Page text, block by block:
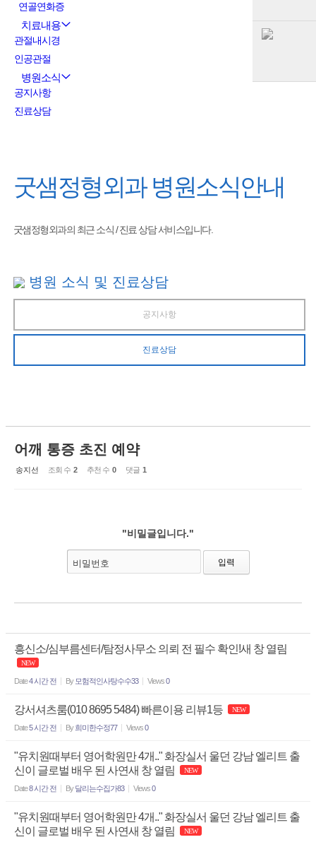
연골연화증
치료내용
관절내시경
인공관절
병원소식
공지사항
진료상담
굿샘정형외과병원소식안내
굿샘정형외과의 최근 소식 / 진료 상담 서비스입니다.
병원 소식 및 진료상담
공지사항
진료상담
어깨 통증 초진 예약
송지선 조회 수 2 추천 수 0 댓글 1
"비밀글입니다."
비밀번호
흥신소/심부름센터/탐정사무소 의뢰 전 필수 확인!새 창 열림
NEW
Date4 시간 전 By 모험적인사탕수수33 Views0
강서셔츠룸(010 8695 5484) 빠른이용 리뷰1등 NEW
Date5 시간 전 By 희미한수정77 Views0
"유치원때부터 영어학원만 4개.." 화장실서 울던 강남 엘리트 출
신이 글로벌 배우 된 사연새 창 열림
NEW
Date8 시간 전 By 달리는수집가83 Views0
"유치원때부터 영어학원만 4개.." 화장실서 울던 강남 엘리트 출
신이 글로벌 배우 된 사연새 창 열림
NEW